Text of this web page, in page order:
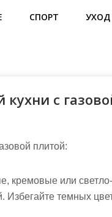
СПОРТ УХОД
с
плитой:
кремовые или
Избегайте темных